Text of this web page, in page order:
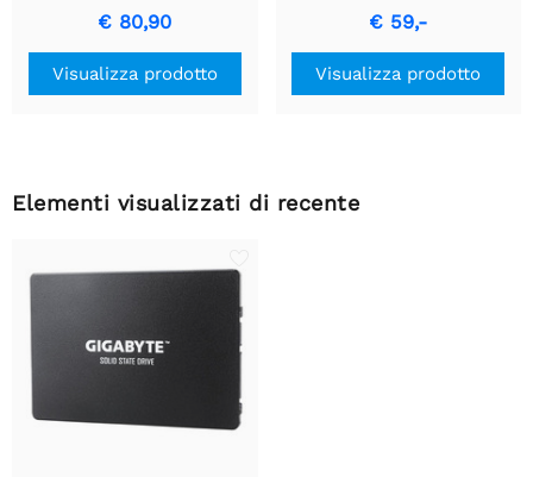
Lettura | 420 MB/s
Scrittura
€ 80,90
Visualizza prodotto
Nero | Alimentatore
€ 59,-
Visualizza prodotto
Elementi visualizzati di recente